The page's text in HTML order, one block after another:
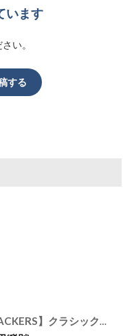
います
い。
する
GREY]
【STACKERS】クラシック ジュエリーボックス Lid リッド （蓋付ケース） トープ Taupe スタッカーズ ロンドン イギリス